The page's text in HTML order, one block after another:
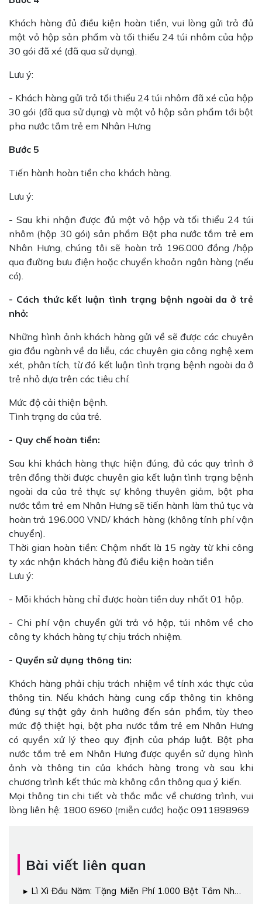
Khách hàng đủ điều kiện hoàn tiền, vui lòng gửi trả đủ
một vỏ hộp sản phẩm và tối thiểu 24 túi nhôm của hộp
30 gói đã xé (đã qua sử dụng).
Lưu ý:
- Khách hàng gửi trả tối thiểu 24 túi nhôm đã xé của hộp
30 gói (đã qua sử dụng) và một vỏ hộp sản phẩm tới bột
pha nước tắm trẻ em Nhân Hưng
Bước 5
Tiến hành hoàn tiền cho khách hàng.
Lưu ý:
- Sau khi nhận được đủ một vỏ hộp và tối thiểu 24 túi
nhôm (hộp 30 gói) sản phẩm Bột pha nước tắm trẻ em
Nhân Hưng, chúng tôi sẽ hoàn trả 196.000 đồng /hộp
qua đường bưu điện hoặc chuyển khoản ngân hàng (nếu
có).
- Cách thức kết luận tình trạng bệnh ngoài da ở trẻ
nhỏ:
Những hình ảnh khách hàng gửi về sẽ được các chuyên
gia đầu ngành về da liễu, các chuyên gia công nghệ xem
xét, phân tích, từ đó kết luận tình trạng bệnh ngoài da ở
trẻ nhỏ dựa trên các tiêu chí:
Mức độ cải thiện bệnh.
Tình trạng da của trẻ.
- Quy chế hoàn tiền:
Sau khi khách hàng thực hiện đúng, đủ các quy trình ở
trên đồng thời được chuyên gia kết luận tình trạng bệnh
ngoài da của trẻ thực sự không thuyên giảm, bột pha
nước tắm trẻ em Nhân Hưng sẽ tiến hành làm thủ tục và
hoàn trả 196.000 VND/ khách hàng (không tính phí vận
chuyển).
Thời gian hoàn tiền: Chậm nhất là 15 ngày từ khi công
ty xác nhận khách hàng đủ điều kiện hoàn tiền
Lưu ý:
- Mỗi khách hàng chỉ được hoàn tiền duy nhất 01 hộp.
- Chi phí vận chuyển gửi trả vỏ hộp, túi nhôm về cho
công ty khách hàng tự chịu trách nhiệm.
- Quyền sử dụng thông tin:
Khách hàng phải chịu trách nhiệm về tính xác thực của
thông tin. Nếu khách hàng cung cấp thông tin không
đúng sự thật gây ảnh hưởng đến sản phẩm, tùy theo
mức độ thiệt hại, bột pha nước tắm trẻ em Nhân Hưng
có quyền xử lý theo quy định của pháp luật. Bột pha
nước tắm trẻ em Nhân Hưng được quyền sử dụng hình
ảnh và thông tin của khách hàng trong và sau khi
chương trình kết thúc mà không cần thông qua ý kiến.
Mọi thông tin chi tiết và thắc mắc về chương trình, vui
lòng liên hệ: 1800 6960 (miễn cước) hoặc 0911898969
Bài viết liên quan
Lì Xì Đầu Năm: Tặng Miễn Phí 1.000 Bột Tắm Nhân